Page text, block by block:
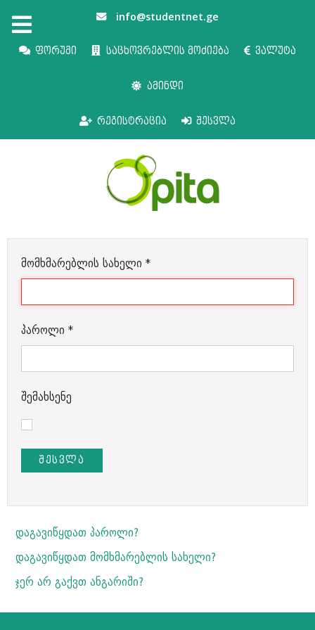
info@studentnet.ge
ფორუმი საცხოვრებლის მოძიება ვალუტა
ამინდი
რეგისტრაცია შესვლა
მომხმარებლის სახელი *
პაროლი *
შემახსენე
ᲨᲔᲡᲕᲚᲐ
დაგავიწყდათ პაროლი?
დაგავიწყდათ მომხმარებლის სახელი?
ჯერ არ გაქვთ ანგარიში?